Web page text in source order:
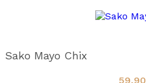
Sako Mayo Chix
59,90